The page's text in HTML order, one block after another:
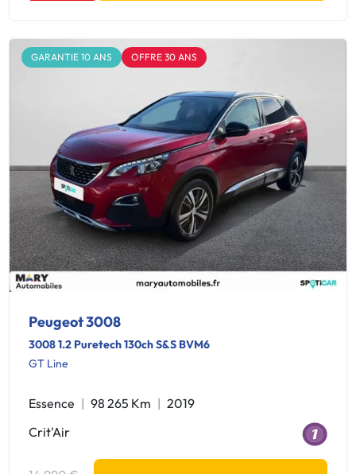
GARANTIE 10 ANS OFFRE 30 ANS
Peugeot 3008
3008 1.2 Puretech 130ch S&S BVM6
GT Line
Essence 98 265 Km
2019
Crit'Air